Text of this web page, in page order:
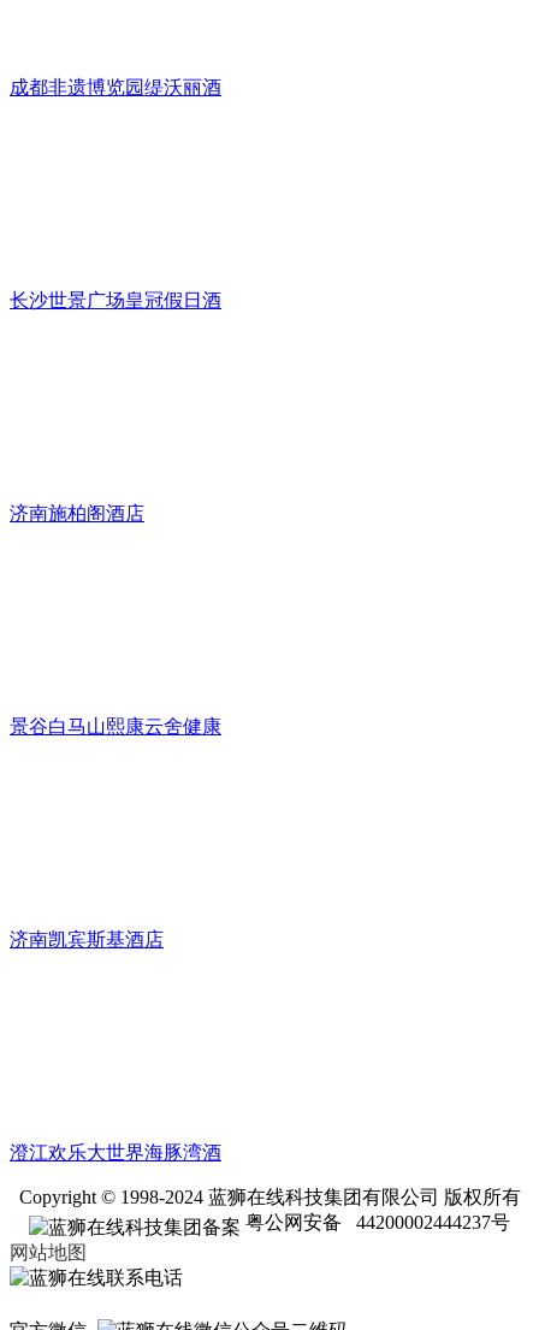
成都非遗博览园缇沃丽酒
长沙世景广场皇冠假日酒
济南施柏阁酒店
景谷白马山熙康云舍健康
济南凯宾斯基酒店
澄江欢乐大世界海豚湾酒
Copyright © 1998-2024 蓝狮在线科技集团有限公司 版权所有
粤公网安备 44200002444237号
网站地图